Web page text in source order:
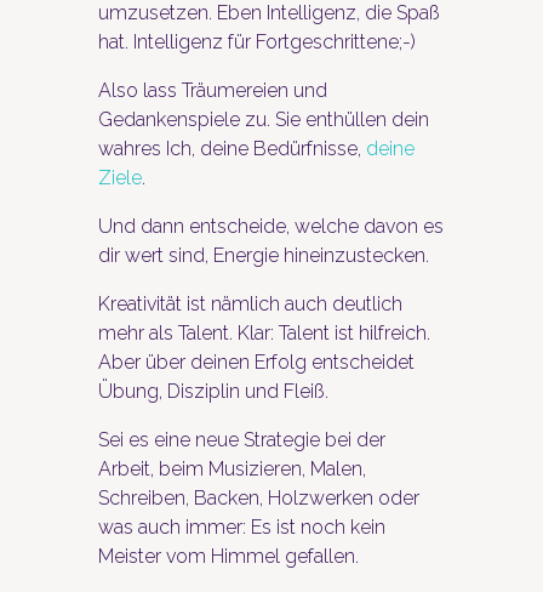
umzusetzen. Eben Intelligenz, die Spaß
hat. Intelligenz für Fortgeschrittene;-)
Also lass Träumereien und
Gedankenspiele zu. Sie enthüllen dein
wahres Ich, deine Bedürfnisse, deine
Ziele.
Und dann entscheide, welche davon es
dir wert sind, Energie hineinzustecken.
Kreativität ist nämlich auch deutlich
mehr als Talent. Klar: Talent ist hilfreich.
Aber über deinen Erfolg entscheidet
Übung, Disziplin und Fleiß.
Sei es eine neue Strategie bei der
Arbeit, beim Musizieren, Malen,
Schreiben, Backen, Holzwerken oder
was auch immer: Es ist noch kein
Meister vom Himmel gefallen.